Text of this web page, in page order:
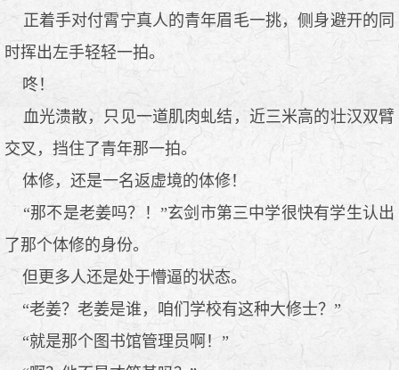
正着手对付霄宁真人的青年眉毛一挑，侧身避开的同
时挥出左手轻轻一拍。
咚！
血光溃散，只见一道肌肉虬结，近三米高的壮汉双臂
交叉，挡住了青年那一拍。
体修，还是一名返虚境的体修！
“那不是老姜吗？！”玄剑市第三中学很快有学生认出
了那个体修的身份。
但更多人还是处于懵逼的状态。
“老姜？老姜是谁，咱们学校有这种大修士？”
“就是那个图书馆管理员啊！”